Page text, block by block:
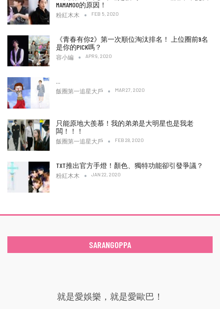
MAMAMOO的原因！
粉紅木木 FEB 5, 2020
《青春有你2》第一次順位淘汰排名！ 上位圈前9名
是你的PICK嗎？
容小編 APR 9, 2020
…
飯圈第一追星大戶 MAR 27, 2020
只能原地大羨慕！我的弟弟是大明星也是我老
闆！！！
飯圈第一追星大戶 FEB 28, 2020
TXT推出官方手燈！顏色、獨特功能卻引發爭議？
粉紅木木 JAN 22, 2020
SARANGOPPA
就是愛娛樂，就是愛歐巴！